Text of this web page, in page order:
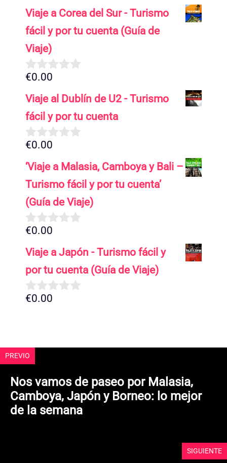
Viaje a Corea del Sur - Turismo
fácil y por tu cuenta (Guía de
Viaje)
0
e
5
€0.00
Viaje al Dublín de U2 - Turismo
fácil y por tu cuenta
0
e
5
€0.00
‘Viaje a Malasia, Camboya y Bali –
Turismo fácil y por tu cuenta’
(Guía de Viaje)
0
e
€0.00
Viaje a Japón - Turismo fácil y
por tu cuenta (Guía de Viaje)
0
€0.00
PREVIO
Nos vamos de paseo por Malasia,
Camboya, Japón y Borneo: lo mejor
de la semana
SIGUIENTE